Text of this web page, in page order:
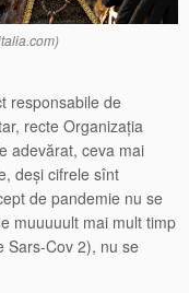
responsabile de
recte Organizația
adevărat, ceva mai
deși cifrele sînt
de pandemie nu se
muuuuult mai mult timp
Sars-Cov 2), nu se